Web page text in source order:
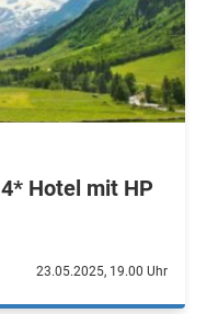
Hotel mit HP
23.05.2025, 19.00 Uhr